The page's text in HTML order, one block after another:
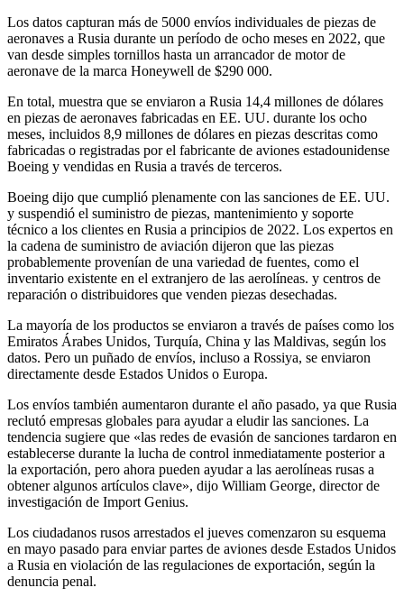
Los datos capturan más de 5000 envíos individuales de piezas de
aeronaves a Rusia durante un período de ocho meses en 2022, que
van desde simples tornillos hasta un arrancador de motor de
aeronave de la marca Honeywell de $290 000.
En total, muestra que se enviaron a Rusia 14,4 millones de dólares
en piezas de aeronaves fabricadas en EE. UU. durante los ocho
meses, incluidos 8,9 millones de dólares en piezas descritas como
fabricadas o registradas por el fabricante de aviones estadounidense
Boeing y vendidas en Rusia a través de terceros.
Boeing dijo que cumplió plenamente con las sanciones de EE. UU.
y suspendió el suministro de piezas, mantenimiento y soporte
técnico a los clientes en Rusia a principios de 2022. Los expertos en
la cadena de suministro de aviación dijeron que las piezas
probablemente provenían de una variedad de fuentes, como el
inventario existente en el extranjero de las aerolíneas. y centros de
reparación o distribuidores que venden piezas desechadas.
La mayoría de los productos se enviaron a través de países como los
Emiratos Árabes Unidos, Turquía, China y las Maldivas, según los
datos. Pero un puñado de envíos, incluso a Rossiya, se enviaron
directamente desde Estados Unidos o Europa.
Los envíos también aumentaron durante el año pasado, ya que Rusia
reclutó empresas globales para ayudar a eludir las sanciones. La
tendencia sugiere que «las redes de evasión de sanciones tardaron en
establecerse durante la lucha de control inmediatamente posterior a
la exportación, pero ahora pueden ayudar a las aerolíneas rusas a
obtener algunos artículos clave», dijo William George, director de
investigación de Import Genius.
Los ciudadanos rusos arrestados el jueves comenzaron su esquema
en mayo pasado para enviar partes de aviones desde Estados Unidos
a Rusia en violación de las regulaciones de exportación, según la
denuncia penal.